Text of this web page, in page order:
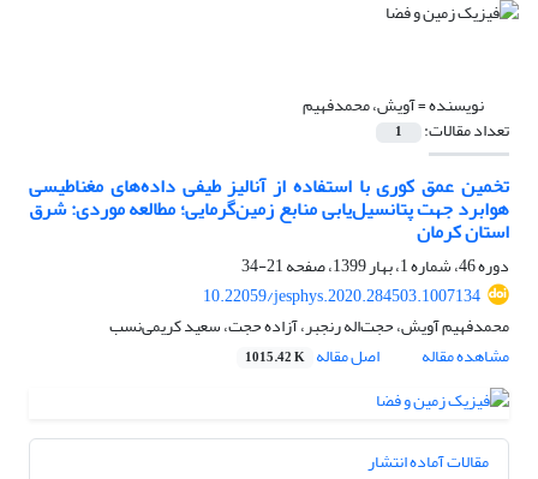
نویسنده =آویش، محمدفهیم
تعداد مقالات: 1
تخمین عمق کوری با استفاده از آنالیز طیفی داده‌های مغناطیسی
هوابرد جهت پتانسیل‌یابی منابع زمین‌گرمایی؛ مطالعه موردی: شرق
استان کرمان
دوره 46، شماره 1، بهار 1399، صفحه
21-34
10.22059/jesphys.2020.284503.1007134
محمدفهیم آویش، حجت‌اله رنجبر، آزاده حجت، سعید کریمی‌نسب
مشاهده مقاله
اصل مقاله 1015.42 K
مقالات آماده انتشار